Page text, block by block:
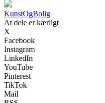
KunstOgBolig
At dele er kærligt
X
Facebook
Instagram
LinkedIn
YouTube
Pinterest
TikTok
Mail